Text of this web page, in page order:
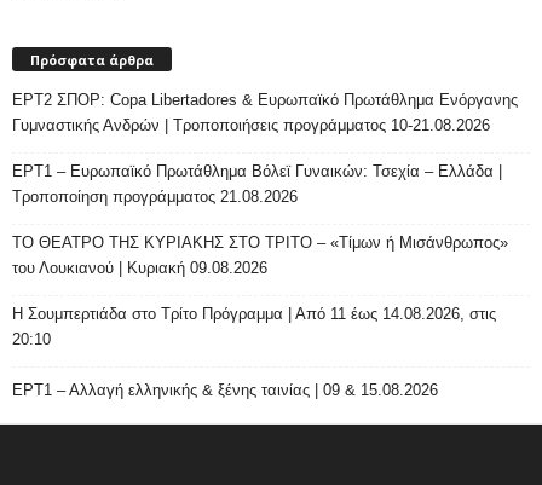
Πρόσφατα άρθρα
ΕΡΤ2 ΣΠΟΡ: Copa Libertadores & Ευρωπαϊκό Πρωτάθλημα Ενόργανης
Γυμναστικής Ανδρών | Τροποποιήσεις προγράμματος 10-21.08.2026
ΕΡΤ1 – Ευρωπαϊκό Πρωτάθλημα Βόλεϊ Γυναικών: Τσεχία – Ελλάδα |
Τροποποίηση προγράμματος 21.08.2026
ΤΟ ΘΕΑΤΡΟ ΤΗΣ ΚΥΡΙΑΚΗΣ ΣΤΟ ΤΡΙΤΟ – «Τίμων ή Μισάνθρωπος»
του Λουκιανού | Κυριακή 09.08.2026
H Σουμπερτιάδα στο Τρίτο Πρόγραμμα | Από 11 έως 14.08.2026, στις
20:10
ΕΡΤ1 – Αλλαγή ελληνικής & ξένης ταινίας | 09 & 15.08.2026